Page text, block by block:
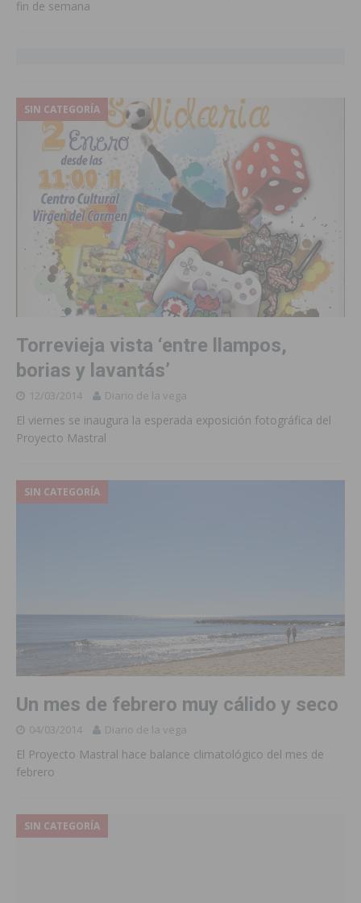
fin de semana
SIN CATEGORÍA
Torrevieja vista ‘entre llampos,
borias y lavantás’
12/03/2014 Diario de la vega
El viernes se inaugura la esperada exposición fotográfica del
Proyecto Mastral
SIN CATEGORÍA
Un mes de febrero muy cálido y seco
04/03/2014 Diario de la vega
El Proyecto Mastral hace balance climatológico del mes de
febrero
SIN CATEGORÍA